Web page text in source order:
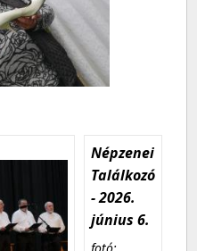
Népzenei
Találkozó
- 2026.
június 6.